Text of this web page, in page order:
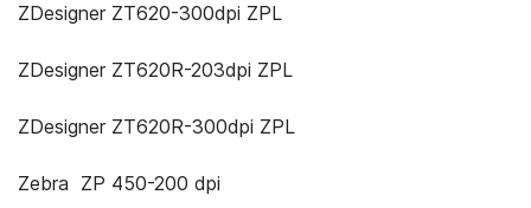
ZDesigner ZT620-300dpi ZPL
ZDesigner ZT620R-203dpi ZPL
ZDesigner ZT620R-300dpi ZPL
Zebra ZP 450-200 dpi